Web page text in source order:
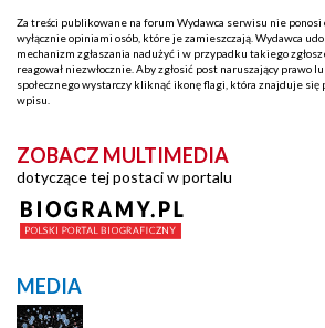
Za treści publikowane na forum Wydawca serwisu nie ponosi
wyłącznie opiniami osób, które je zamieszczają. Wydawca
mechanizm zgłaszania nadużyć i w przypadku takiego
reagował niezwłocznie. Aby zgłosić post naruszający prawo
społecznego wystarczy kliknąć ikonę flagi, która znajduje
wpisu.
ZOBACZ MULTIMEDIA
dotyczące tej postaci w portalu
MEDIA